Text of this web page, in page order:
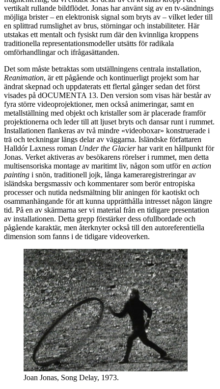
vertikalt rullande bildflödet. Jonas har använt sig av en tv-sändnings
möjliga brister – en elektronisk signal som bryts av – vilket leder till
en splittrad rumslighet av brus, störningar och instabiliteter. Här
utstakas ett mentalt och fysiskt rum där den kvinnliga kroppens
traditionella representationsmodeller utsätts för radikala
omförhandlingar och ifrågasättanden.
Det som måste betraktas som utställningens centrala installation,
Reanimation, är ett pågående och kontinuerligt projekt som har
ändrat skepnad och uppdaterats ett flertal gånger sedan det först
visades på dOCUMENTA 13. Den version som visas här består av
fyra större videoprojektioner, men också animeringar, samt en
metallställning med objekt och kristaller som är placerade framför
projektionerna och leder till att ljuset bryts och dansar runt i rummet.
Installationen flankeras av två mindre «videoboxar» konstruerade i
trä och teckningar längs delar av väggarna. Isländske författaren
Halldór Laxness roman Under the Glacierhar varit en hållpunkt för
Jonas. Verket aktiveras av besökarens rörelser i rummet, men detta
multisensoriska montage av maritimt liv, någon som utför en action
painting i snön, traditionell jojk, långa kameraregistreringar av
isländska bergsmassiv och kommentarer som berör entropiska
processer och nutida nedsmältning blir aningen för kaotiskt och
osammanhängande för att kunna upprätthålla intresset någon längre
tid. På en av skärmarna ser vi material från en tidigare presentation
av installationen. Detta grepp förstärker dess ofullbordade och
pågående karaktär, men återknyter också till den autoreferentiella
dimension som fanns i de tidigare videoverken.
Joan Jonas, Song Delay, 1973.